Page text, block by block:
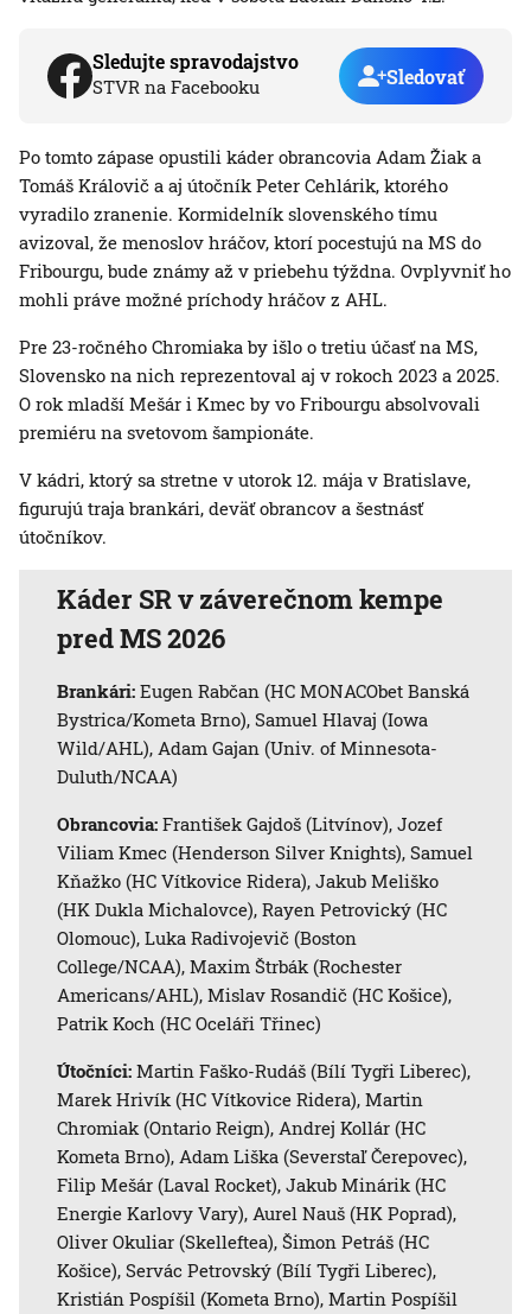
Sledujte spravodajstvo
STVR na Facebooku Sledovať
Po tomto zápase opustili káder obrancovia Adam Žiak a
Tomáš Královič a aj útočník Peter Cehlárik, ktorého
vyradilo zranenie. Kormidelník slovenského tímu
avizoval, že menoslov hráčov, ktorí pocestujú na MS do
Fribourgu, bude známy až v priebehu týždna. Ovplyvniť ho
mohli práve možné príchody hráčov z AHL.
Pre 23-ročného Chromiaka by išlo o tretiu účasť na MS,
Slovensko na nich reprezentoval aj v rokoch 2023 a 2025.
O rok mladší Mešár i Kmec by vo Fribourgu absolvovali
premiéru na svetovom šampionáte.
V kádri, ktorý sa stretne v utorok 12. mája v Bratislave,
figurujú traja brankári, deväť obrancov a šestnásť
útočníkov.
Káder SR v záverečnom kempe
pred MS 2026
Brankári: Eugen Rabčan (HC MONACObet Banská
Bystrica/Kometa Brno), Samuel Hlavaj (Iowa
Wild/AHL), Adam Gajan (Univ. of Minnesota-
Duluth/NCAA)
Obrancovia: František Gajdoš (Litvínov), Jozef
Viliam Kmec (Henderson Silver Knights), Samuel
Kňažko (HC Vítkovice Ridera), Jakub Meliško
(HK Dukla Michalovce), Rayen Petrovický (HC
Olomouc), Luka Radivojevič (Boston
College/NCAA), Maxim Štrbák (Rochester
Americans/AHL), Mislav Rosandič (HC Košice),
Patrik Koch (HC Oceláři Třinec)
Útočníci: Martin Faško-Rudáš (Bílí Tygři Liberec),
Marek Hrivík (HC Vítkovice Ridera), Martin
Chromiak (Ontario Reign), Andrej Kollár (HC
Kometa Brno), Adam Liška (Severstaľ Čerepovec),
Filip Mešár (Laval Rocket), Jakub Minárik (HC
Energie Karlovy Vary), Aurel Nauš (HK Poprad),
Oliver Okuliar (Skelleftea), Šimon Petráš (HC
Košice), Servác Petrovský (Bílí Tygři Liberec),
Kristián Pospíšil (Kometa Brno), Martin Pospíšil